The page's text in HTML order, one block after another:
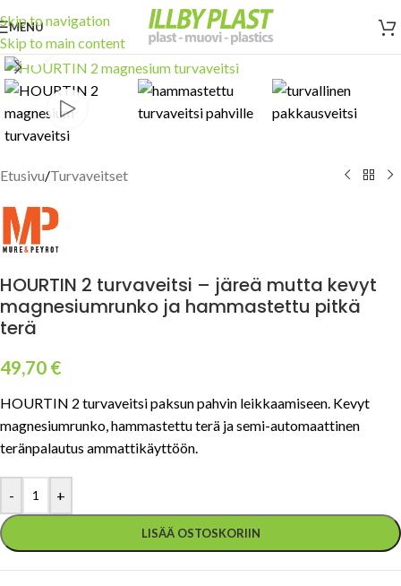
Skip to navigation
Skip to main content
MENU
Click to enlarge
Etusivu/Turvaveitset
HOURTIN 2 turvaveitsi – järeä mutta kevyt
magnesiumrunko ja hammastettu pitkä
terä
49,70 €
HOURTIN 2 turvaveitsi paksun pahvin leikkaamiseen. Kevyt
magnesiumrunko, hammastettu terä ja semi-automaattinen
teränpalautus ammattikäyttöön.
- +
LISÄÄ OSTOSKORIIN